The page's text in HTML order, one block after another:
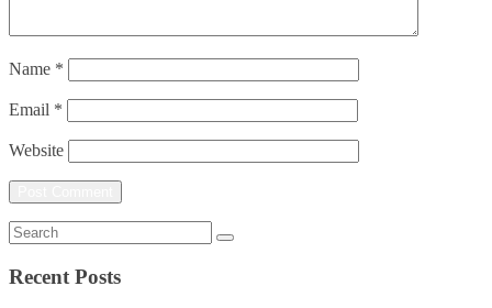
Name *
Email *
Website
Recent Posts